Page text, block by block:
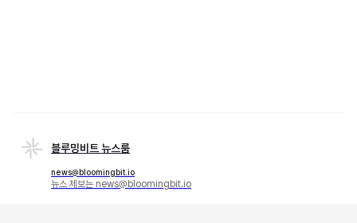
블루밍비트 뉴스룸
news@bloomingbit.io
뉴스 제보는 news@bloomingbit.io